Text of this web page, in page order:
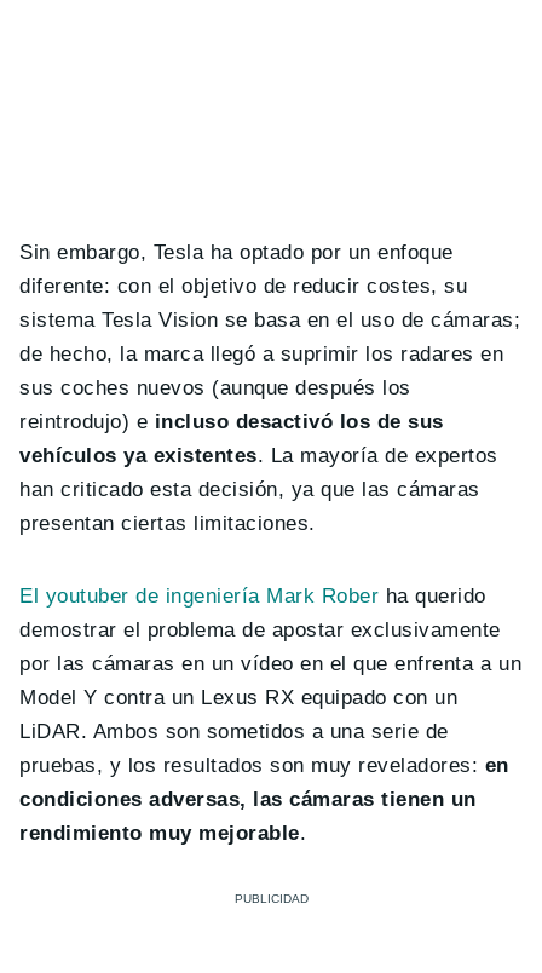
Sin embargo, Tesla ha optado por un enfoque
diferente: con el objetivo de reducir costes, su
sistema Tesla Vision se basa en el uso de cámaras;
de hecho, la marca llegó a suprimir los radares en
sus coches nuevos (aunque después los
reintrodujo) e incluso desactivó los de sus
vehículos ya existentes. La mayoría de expertos
han criticado esta decisión, ya que las cámaras
presentan ciertas limitaciones.
El youtuber de ingeniería Mark Rober ha querido
demostrar el problema de apostar exclusivamente
por las cámaras en un vídeo en el que enfrenta a un
Model Y contra un Lexus RX equipado con un
LiDAR. Ambos son sometidos a una serie de
pruebas, y los resultados son muy reveladores: en
condiciones adversas, las cámaras tienen un
rendimiento muy mejorable.